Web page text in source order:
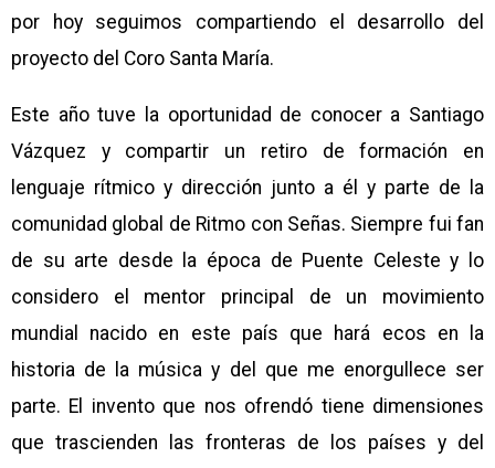
por hoy seguimos compartiendo el desarrollo del
proyecto del Coro Santa María.
Este año tuve la oportunidad de conocer a Santiago
Vázquez y compartir un retiro de formación en
lenguaje rítmico y dirección junto a él y parte de la
comunidad global de Ritmo con Señas. Siempre fui fan
de su arte desde la época de Puente Celeste y lo
considero el mentor principal de un movimiento
mundial nacido en este país que hará ecos en la
historia de la música y del que me enorgullece ser
parte. El invento que nos ofrendó tiene dimensiones
que trascienden las fronteras de los países y del